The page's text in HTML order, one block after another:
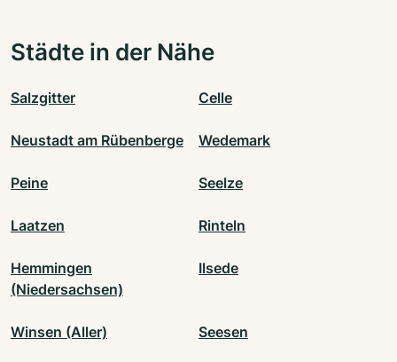
Städte in der Nähe
Salzgitter Celle
Neustadt am Rübenberge Wedemark
Peine Seelze
Laatzen Rinteln
Hemmingen
(Niedersachsen)
Ilsede
Winsen (Aller) Seesen